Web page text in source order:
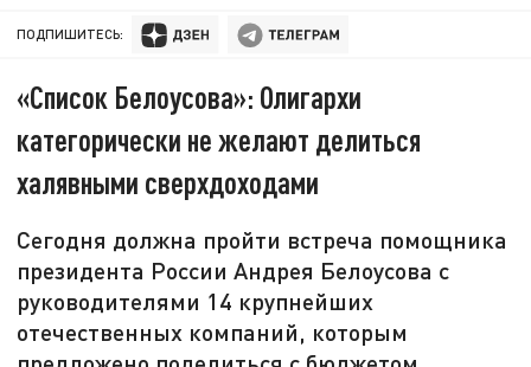
ПОДПИШИТЕСЬ:
«Список Белоусова»: Олигархи
категорически не желают делиться
халявными сверхдоходами
Сегодня должна пройти встреча помощника
президента России Андрея Белоусова с
руководителями 14 крупнейших
отечественных компаний, которым